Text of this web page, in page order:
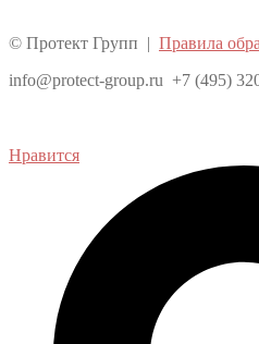
© Протект Групп | Правила
info@protect-group.ru +7 (495)
Нравится